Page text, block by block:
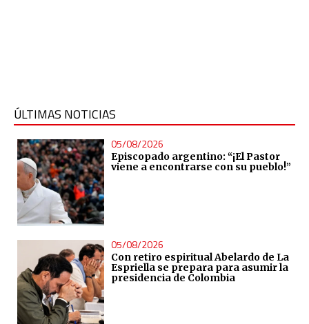
ÚLTIMAS NOTICIAS
05/08/2026
Episcopado argentino: “¡El Pastor
viene a encontrarse con su pueblo!”
05/08/2026
Con retiro espiritual Abelardo de La
Espriella se prepara para asumir la
presidencia de Colombia